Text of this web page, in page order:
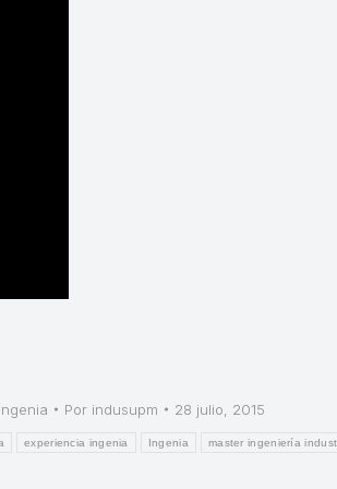
Ingenia Por indusupm
28 julio, 2015
experiencia ingenia Ingenia master ingeniería